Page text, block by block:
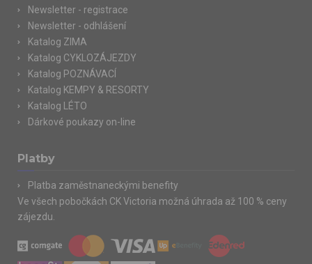
Newsletter - registrace
Newsletter - odhlášení
Katalog ZIMA
Katalog CYKLOZÁJEZDY
Katalog POZNÁVACÍ
Katalog KEMPY & RESORTY
Katalog LÉTO
Dárkové poukazy on-line
Platby
Platba zaměstnaneckými benefity
Ve všech pobočkách CK Victoria možná úhrada až 100 % ceny
zájezdu.